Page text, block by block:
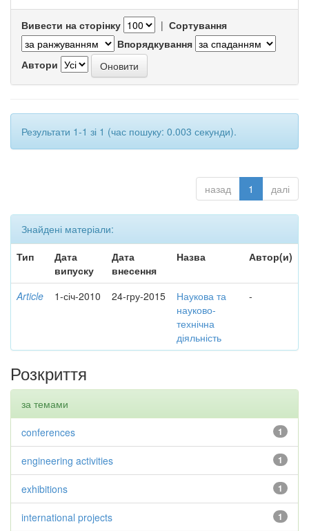
Вивести на сторінку | Сортування
Впорядкування
Автори
Результати 1-1 зі 1 (час пошуку: 0.003 секунди).
назад 1 далі
Знайдені матеріали:
Тип
Дата
випуску
Дата
внесення
Назва Автор(и)
Article 1-січ-2010 24-гру-2015
Наукова та
науково-
технічна
діяльність
-
Розкриття
за темами
1
conferences
1
engineering activities
1
exhibitions
1
international projects